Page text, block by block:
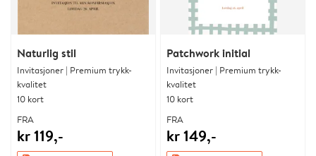
Naturlig stil
Invitasjoner | Premium trykk-
kvalitet
10 kort
FRA
kr 119,-
Patchwork initial
Invitasjoner | Premium trykk-
kvalitet
10 kort
FRA
kr 149,-